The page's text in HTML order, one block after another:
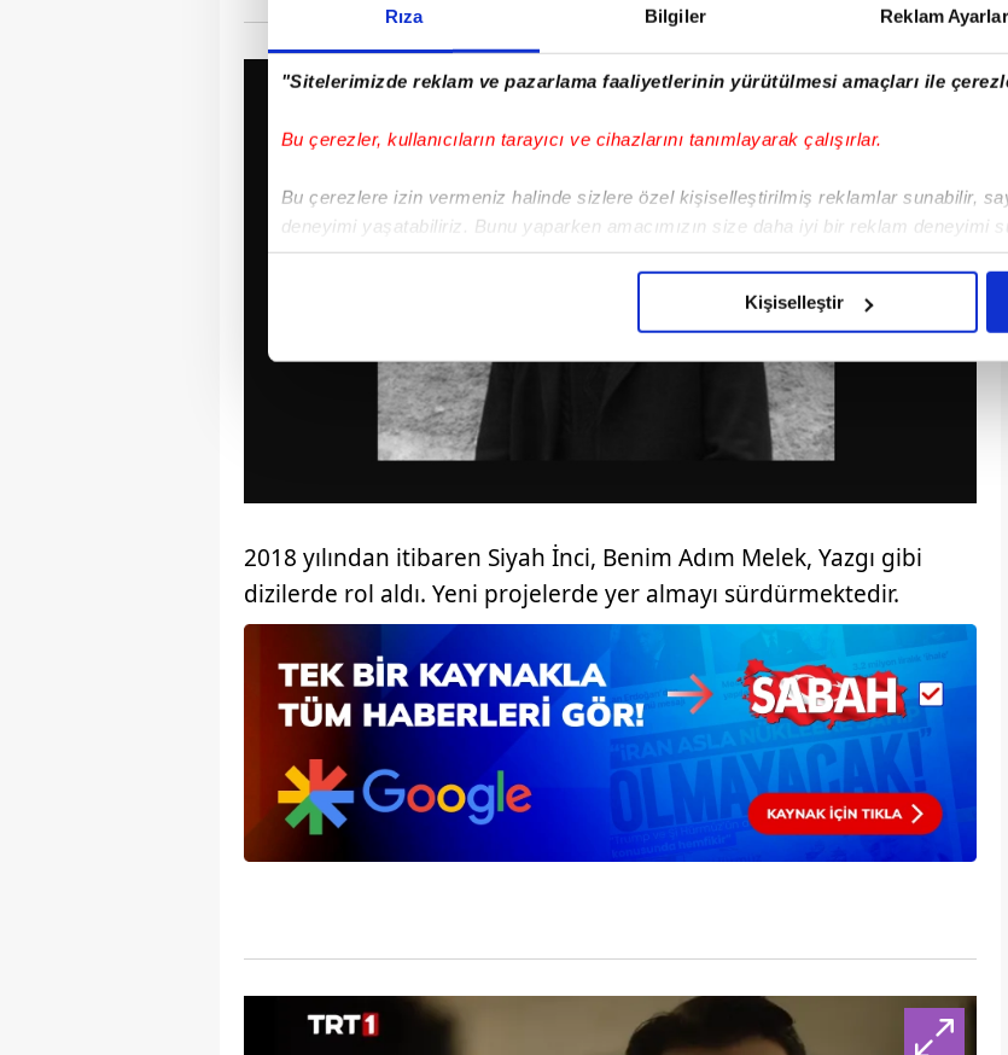
Rıza Bilgiler Reklam
"Sitelerimizde reklam ve pazarlama faaliyetlerinin yürütülmesi amaçları ile
Bu çerezler, kullanıcıların tarayıcı ve cihazlarını tanımlayarak çalışırlar.
Bu çerezlere izin vermeniz halinde sizlere özel kişiselleştirilmiş reklamlar sunabilir,
deneyimi yaşatabiliriz. Bunu yaparken amacımızın size daha iyi bir reklam deneyimi
içerikleri sunabilmek adına elimizden gelen çabayı gösterdiğimizi ve bu noktada,
Sizlere daha iyi bir hizmet sunabilmek için İnternet Sitemizde kendimize ve üçüncü
çerezler vasıtasıyla çeşitli kişisel verileriniz işlenmekte olup gerekli olan çerezler bilgi
amacıyla kullanılmaktadır. Diğer çerezler, sitemizin daha işlevsel kılınması ve
Çerezlere ilişkin tercihlerinizi aşağıda yer alan panel vasıtasıyla belirleyebilirsiniz.
butonuna tıklayabilir,Çerez Bilgilendirme Metnimizi ziyaret edebilirsiniz.
6698 sayılı Kişisel Verilerin Korunması Kanunu uyarınca hazırlanmış Aydınlatma
mevzuata uygun olarak kullanılan çerezlerle ilgili bilgi almak için lütfen tıklayınız
Kişiselleştir
2018 yılından itibaren Siyah İnci, Benim Adım Melek, Yazgı gibi
dizilerde rol aldı. Yeni projelerde yer almayı sürdürmektedir.